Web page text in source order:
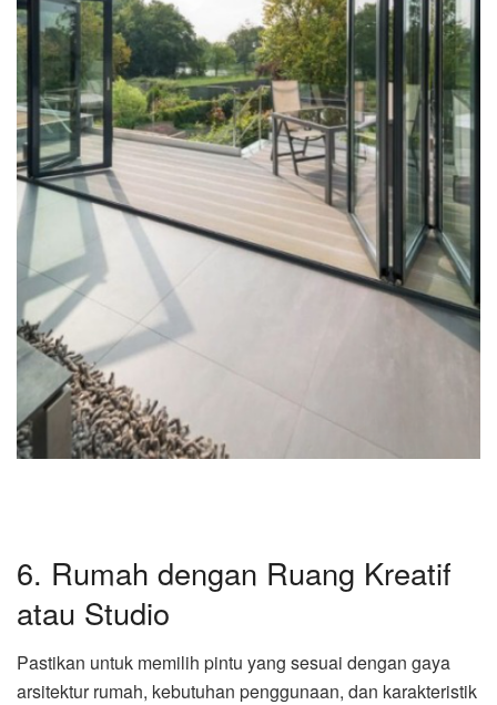
6. Rumah dengan Ruang Kreatif
atau Studio
Pastikan untuk memilih pintu yang sesuai dengan gaya
arsitektur rumah, kebutuhan penggunaan, dan karakteristik